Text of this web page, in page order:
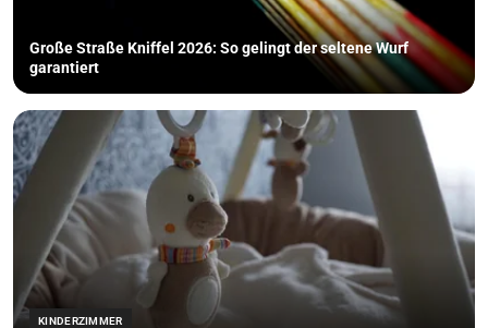
Große Straße Kniffel 2026: So gelingt der seltene Wurf
garantiert
KINDERZIMMER